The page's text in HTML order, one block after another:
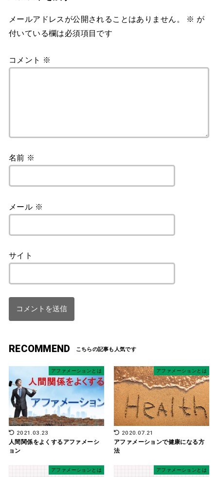
メールアドレスが公開されることはありません。 ※ が
付いている欄は必須項目です
コメント ※
名前 ※
メール ※
サイト
RECOMMEND
アファメーションとは
2021.03.23
人間関係をよくするアファメーシ
ョン
アファメーションとは
2020.07.21
アファメーションで健康になる方
法
アファメーションとは アファメーションとは